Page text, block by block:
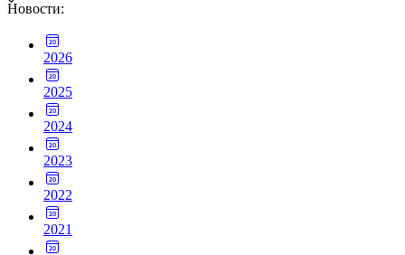
Новости:
2026
2025
2024
2023
2022
2021